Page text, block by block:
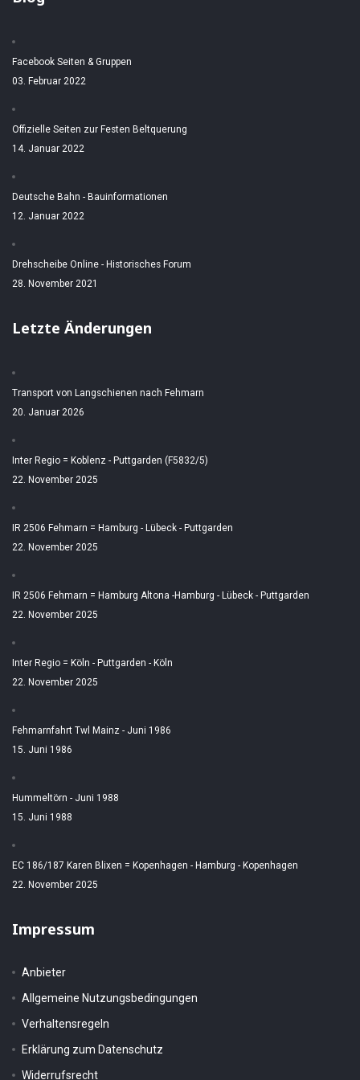
Facebook Seiten & Gruppen
03. Februar 2022
Offizielle Seiten zur Festen Beltquerung
14. Januar 2022
Deutsche Bahn - Bauinformationen
12. Januar 2022
Drehscheibe Online - Historisches Forum
28. November 2021
Letzte Änderungen
Transport von Langschienen nach Fehmarn
20. Januar 2026
Inter Regio = Koblenz - Puttgarden (F5832/5)
22. November 2025
IR 2506 Fehmarn = Hamburg - Lübeck - Puttgarden
22. November 2025
IR 2506 Fehmarn = Hamburg Altona -Hamburg - Lübeck - Puttgarden
22. November 2025
Inter Regio = Köln - Puttgarden - Köln
22. November 2025
Fehmarnfahrt Twl Mainz - Juni 1986
15. Juni 1986
Hummeltörn - Juni 1988
15. Juni 1988
EC 186/187 Karen Blixen = Kopenhagen - Hamburg - Kopenhagen
22. November 2025
Impressum
Anbieter
Allgemeine Nutzungsbedingungen
Verhaltensregeln
Erklärung zum Datenschutz
Widerrufsrecht